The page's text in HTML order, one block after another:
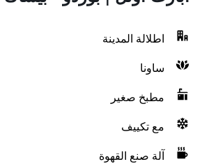
اطلالة المدينة
ساونا
مطبخ صغير
مع تكييف
آلة صنع القهوة